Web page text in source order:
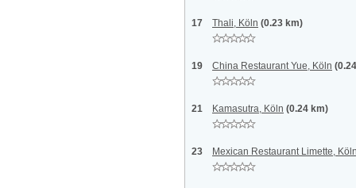
17 Thali, Köln (0.23 km)
19 China Restaurant Yue, Köln
21 Kamasutra, Köln (0.24 km)
23 Mexican Restaurant Limette,